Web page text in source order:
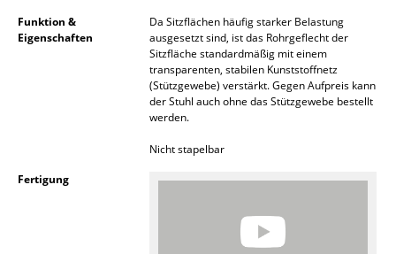
Schlafzimmer
Badezimmer
Funktion &
Eigenschaften
Da Sitzflächen häufig starker Belastung
ausgesetzt sind, ist das Rohrgeflecht der
Sitzfläche standardmäßig mit einem
transparenten, stabilen Kunststoffnetz
(Stützgewebe) verstärkt. Gegen Aufpreis kann
der Stuhl auch ohne das Stützgewebe bestellt
werden.
Nicht stapelbar
Fertigung